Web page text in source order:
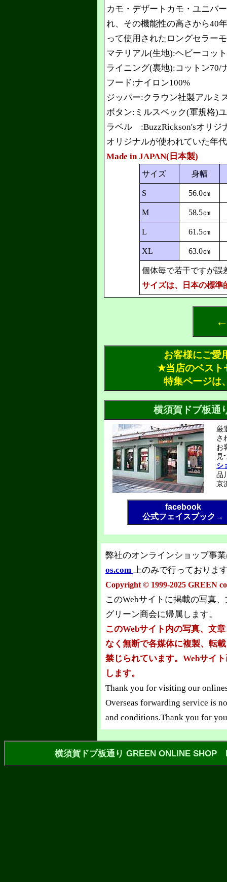
カモ・デザートカモ・ユニバ
れ、その機能性の高さから40
って使用されたロングセラー
マテリアル(生地):ヘビーコッ
ライニング(裏地):コットン70/
フード:ナイロン100%
ジッパー:クラウン社製アルミ
ボタン:ミルスペック(軍規格)
ラベル :BuzzRickson'sオリジ
オリジナルが使われていた年
Made in JAPAN(日本製)
サイズ
身幅
S
56.0㎝
M
58.5㎝
L
61.5㎝
XL
63.0㎝
個体毎で若干ですが誤
サイズは、日本の標準
お客様にご愛
✭当店のベスト
特集ページは
厳
さ
お
見
シ
品
京
facebook
公式フェイスブック→
弊社のオンラインショップ事
os.com 上のみで行っておりま
Copyright © 1999-2025 GREEN
このWebサイトに掲載の写真
グリーン商会に帰属します。
このWebサイト内の写真、文
なく無断で各媒体に複製、転
禁じられています。Webサイ
します。
Thank you for visiting our
Overseas forwarding service is
and conditions.Thank you for
横須賀ドブ板通り GREEN ONLINE